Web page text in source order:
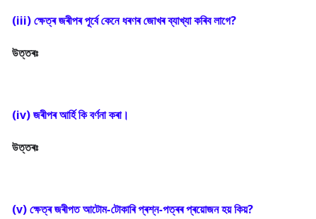
(iii) ক্ষেত্ৰ জৰীপৰ পূৰ্বে কেনে ধৰণৰ জোখৰ ব্যাখ্যা কৰিব লাগে?
উত্তৰঃ
(iv) জৰীপৰ আৰ্হি কি বৰ্ণনা কৰা।
উত্তৰঃ
(v) ক্ষেত্ৰ জৰীপত আটোম-টোকাৰি প্ৰশ্ন-পত্ৰৰ প্ৰয়োজন হয় কিয়?